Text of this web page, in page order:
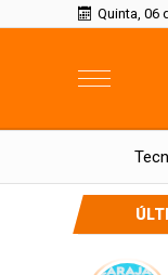
Quinta, 06